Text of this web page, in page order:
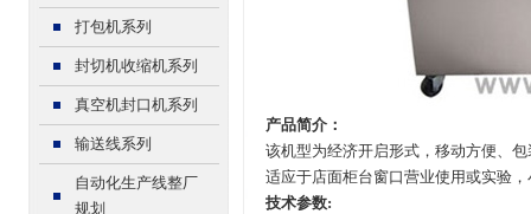
打包机系列
封切机收缩机系列
真空机封口机系列
输送线系列
自动化生产线整厂
规划
产品简介：
该机型为经济开启形式，移动方便、
适应于店面柜台窗口营业使用或实验
技术参数: